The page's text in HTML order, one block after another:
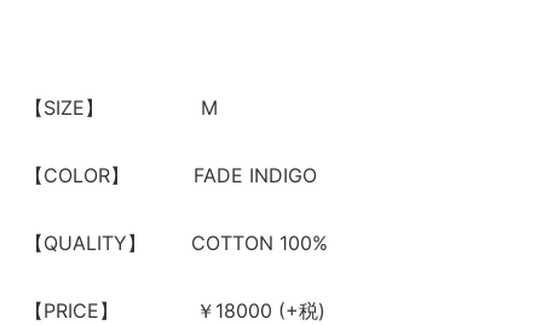
【SIZE】 M
【COLOR】 FADE INDIGO
【QUALITY】 COTTON 100%
【PRICE】 ￥18000 (+税)